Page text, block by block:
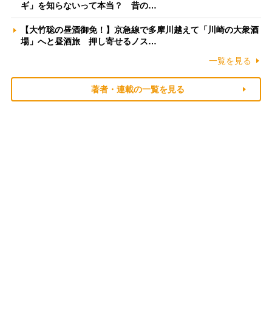
ギ」を知らないって本当？ 昔の…
【大竹聡の昼酒御免！】京急線で多摩川越えて「川崎の大衆酒
場」へと昼酒旅 押し寄せるノス…
一覧を見る
著者・連載の一覧を見る